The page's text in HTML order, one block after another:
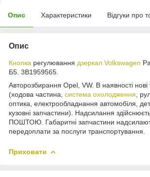
Опис Характеристики Відгуки про
Опис
Кнопка регулювання дзеркал Volkswagen
Б5. 3B1959565.
Авторозбирання Opel, VW. В наявності
(ходова частина, система охолодження ,
оптика, електрообладнання автомобіля,
кузовні запчастини). Надсилання
ПОШТОЮ. Габаритні запчастини
передоплати за послуги транспортування.
Приховати